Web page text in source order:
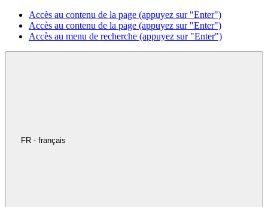
Accès au contenu de la page (appuyez sur "Enter")
Accès au contenu de la page (appuyez sur "Enter")
Accès au menu de recherche (appuyez sur "Enter")
FR - français